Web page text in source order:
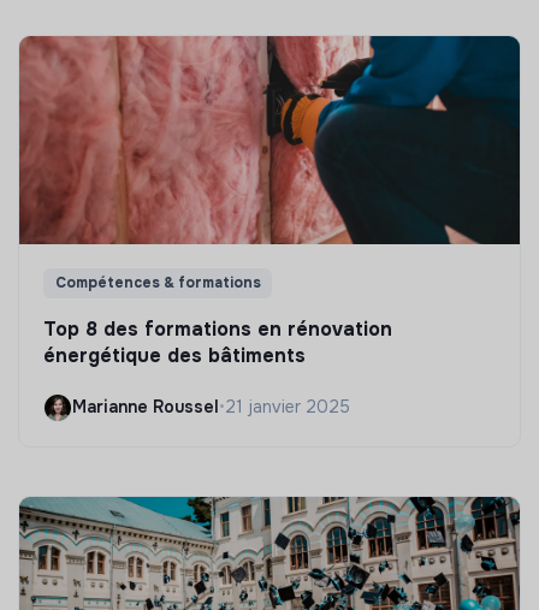
Compétences & formations
Top 8 des formations en rénovation
énergétique des bâtiments
Marianne Roussel•21 janvier 2025